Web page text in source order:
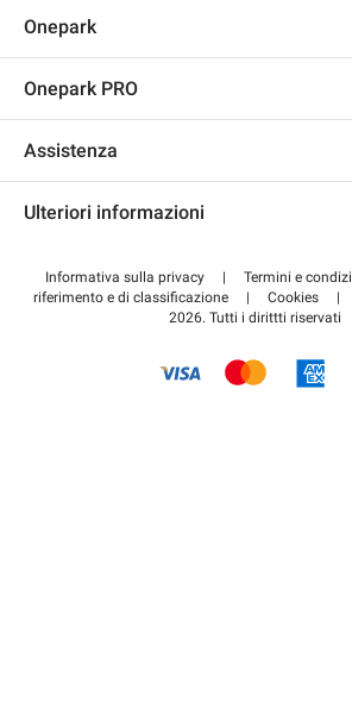
Onepark
Onepark PRO
Accedi all'area partner
Assistenza
Pagare per il parcheggio FLOW
Ulteriori informazioni
Informativa sulla privacy | Termini e
riferimento e di classificazione
| Cookies |
2026. Tutti i dirittti riservati